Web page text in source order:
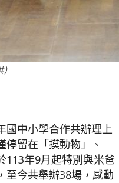
國中小學合作共辦理上
留在「摸動物」、
113年9月起特別與米爸
至今共舉辦38場，感動